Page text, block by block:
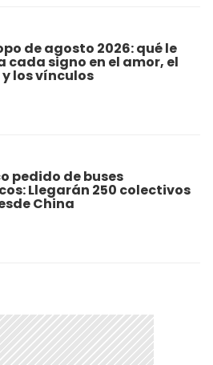
de agosto 2026: qué le
cada signo en el amor, el
los vínculos
pedido de buses
Llegarán 250 colectivos
China